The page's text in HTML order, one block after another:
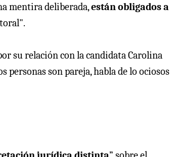
mentira deliberada,están obligados a
su relación con la candidata Carolina
personas son pareja, habla de lo ociosos